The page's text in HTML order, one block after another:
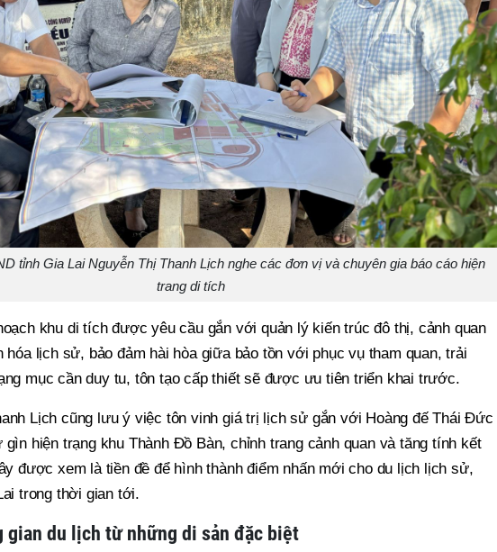
tỉnh Gia Lai Nguyễn Thị Thanh Lịch nghe các đơn vị và chuyên gia báo cáo hiện
trang di tích
khu di tích được yêu cầu gắn với quản lý kiến trúc đô thị, cảnh quan
hóa lịch sử, bảo đảm hài hòa giữa bảo tồn với phục vụ tham quan, trải
mục cần duy tu, tôn tạo cấp thiết sẽ được ưu tiên triển khai trước.
Lịch cũng lưu ý việc tôn vinh giá trị lịch sử gắn với Hoàng đế Thái Đức
gìn hiện trạng khu Thành Đồ Bàn, chỉnh trang cảnh quan và tăng tính kết
được xem là tiền đề để hình thành điểm nhấn mới cho du lịch lịch sử,
trong thời gian tới.
gian du lịch từ những di sản đặc biệt